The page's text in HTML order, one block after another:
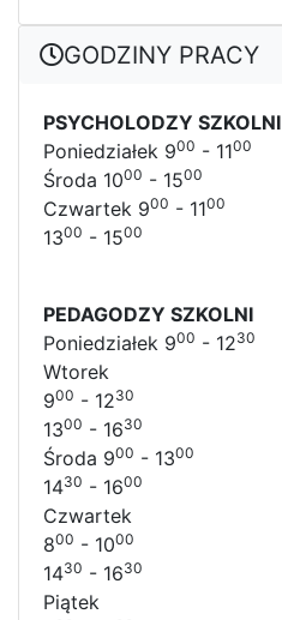
GODZINY PRACY
PSYCHOLODZY SZKOLNI
Poniedziałek 900 - 1100
Środa 1000 - 1500
Czwartek 900 - 1100
1300 - 1500
PEDAGODZY SZKOLNI
Poniedziałek 900 - 1230
Wtorek
900 - 1230
1300 - 1630
Środa 900 - 1300
1430 - 1600
Czwartek
800 - 1000
1430 - 1630
Piątek